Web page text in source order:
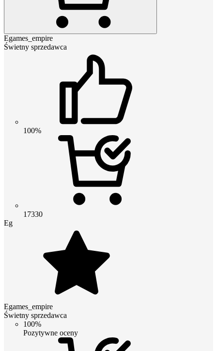
Egames_empire
Świetny sprzedawca
100%
17330
Eg
Egames_empire
Świetny sprzedawca
100%
Pozytywne oceny